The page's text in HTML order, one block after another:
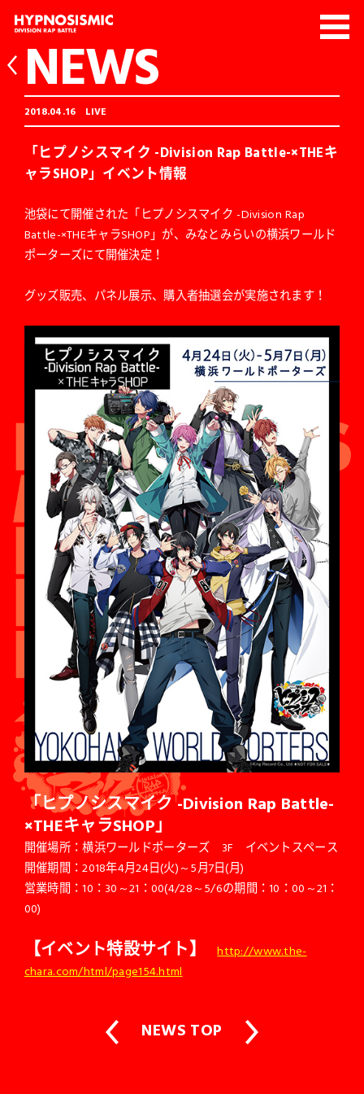
NEWS
2018.04.16 LIVE
「ヒプノシスマイク -Division Rap Battle-×THEキ
ャラSHOP」イベント情報
池袋にて開催された「ヒプノシスマイク -Division Rap
Battle-×THEキャラSHOP」が、みなとみらいの横浜ワールド
ポーターズにて開催決定！
グッズ販売、パネル展示、購入者抽選会が実施されます！
「ヒプノシスマイク -Division Rap Battle-
×THEキャラSHOP」
開催場所：横浜ワールドポーターズ 3F イベントスペース
開催期間：2018年4月24日(火)～5月7日(月)
営業時間：10：30～21：00(4/28～5/6の期間：10：00～21：
00)
【イベント特設サイト】
http://www.the-
chara.com/html/page154.html
NEWS TOP